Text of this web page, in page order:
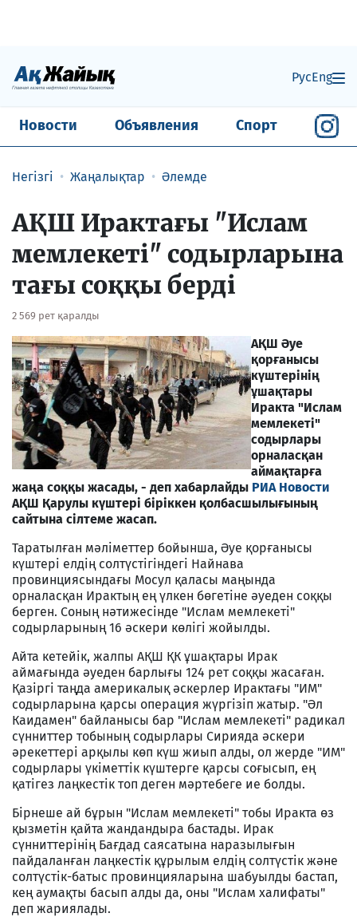
РусEng
Новости Объявления Спорт
Негізгі Жаңалықтар Әлемде
АҚШ Ирактағы "Ислам
мемлекеті" содырларына
тағы соққы берді
2 569 рет қаралды
АҚШ Әуе
қорғанысы
күштерінің
ұшақтары
Иракта "Ислам
мемлекеті"
содырлары
орналасқан
аймақтарға
жаңа соққы жасады, - деп хабарлайды РИА Новости
АҚШ Қарулы күштері біріккен қолбасшылығының
сайтына сілтеме жасап.
Таратылған мәліметтер бойынша, Әуе қорғанысы
күштері елдің солтүстігіндегі Найнава
провинциясындағы Мосул қаласы маңында
орналасқан Ирактың ең үлкен бөгетіне әуеден соққы
берген. Соның нәтижесінде "Ислам мемлекеті"
содырларының 16 әскери көлігі жойылды.
Айта кетейік, жалпы АҚШ ҚК ұшақтары Ирак
аймағында әуеден барлығы 124 рет соққы жасаған.
Қазіргі таңда америкалық әскерлер Ирактағы "ИМ"
содырларына қарсы операция жүргізіп жатыр. "Әл
Каидамен" байланысы бар "Ислам мемлекеті" радикал
сүнниттер тобының содырлары Сирияда әскери
әрекеттері арқылы көп күш жиып алды, ол жерде "ИМ"
содырлары үкіметтік күштерге қарсы соғысып, ең
қатігез лаңкестік топ деген мәртебеге ие болды.
Бірнеше ай бұрын "Ислам мемлекеті" тобы Иракта өз
қызметін қайта жандандыра бастады. Ирак
сүнниттерінің Бағдад саясатына наразылығын
пайдаланған лаңкестік құрылым елдің солтүстік және
солтүстік-батыс провинцияларына шабуылды бастап,
кең аумақты басып алды да, оны "Ислам халифаты"
деп жариялады.